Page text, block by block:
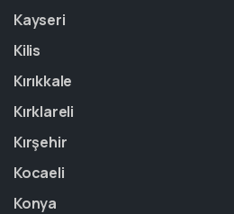
Kayseri
Kilis
Kırıkkale
Kırklareli
Kırşehir
Kocaeli
Konya